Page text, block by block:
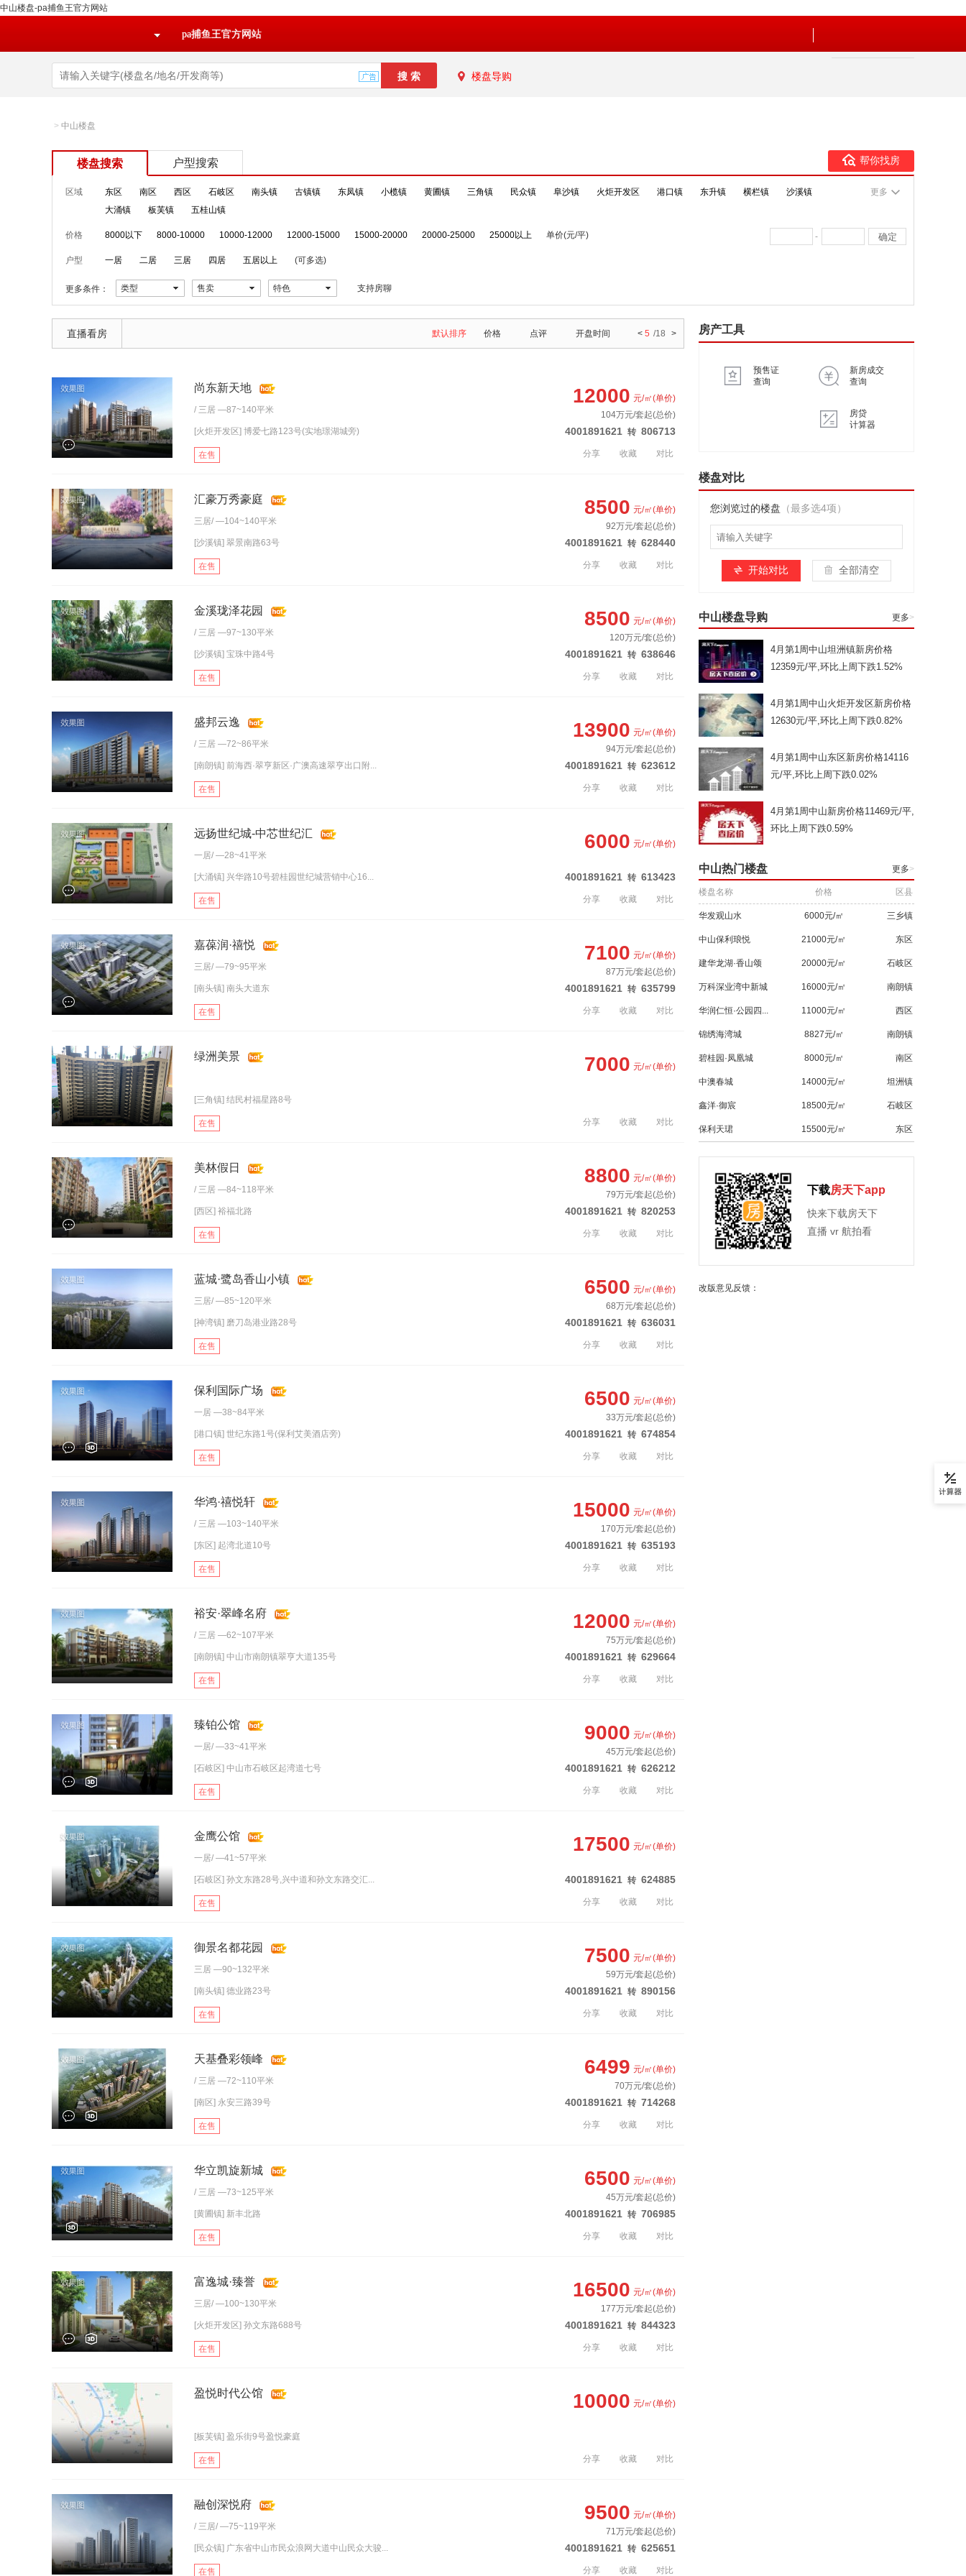
中山楼盘-pa捕鱼王官方网站
pa捕鱼王官方网站
楼盘导购
> 中山楼盘
楼盘搜索 户型搜索 帮你找房
区域 东区 南区 西区 石岐区 南头镇 古镇镇 东凤镇 小榄镇 黄圃镇 三角镇 民众镇 阜沙镇 火炬开发区 港口镇 东升镇 横栏镇
沙溪镇
大涌镇
板芙镇 五桂山镇
更多
价格 8000以下 8000-10000 10000-12000 12000-15000 15000-20000 20000-25000 25000以上 单价(元/平) -
户型 一居 二居 三居 四居 五居以上 (可多选)
更多条件： 类型 售卖 特色 支持房聊
直播看房 默认排序 价格 点评 开盘时间 < 5 /18 >
尚东新天地
/ 三居 —87~140平米
[火炬开发区] 博爱七路123号(实地璟湖城旁) 4001891621 转 806713
在售
12000 元/㎡(单价)
104万元/套起(总价)
分享 收藏 对比
汇豪万秀豪庭
三居/ —104~140平米
[沙溪镇] 翠景南路63号 4001891621 转 628440
在售
8500 元/㎡(单价)
92万元/套起(总价)
分享 收藏 对比
金溪珑泽花园
/ 三居 —97~130平米
[沙溪镇] 宝珠中路4号 4001891621 转 638646
在售
8500 元/㎡(单价)
120万元/套(总价)
分享 收藏 对比
盛邦云逸
/ 三居 —72~86平米
[南朗镇] 前海西·翠亨新区·广澳高速翠亨出口附... 4001891621 转 623612
在售
13900 元/㎡(单价)
94万元/套起(总价)
分享 收藏 对比
远扬世纪城-中芯世纪汇
一居/ —28~41平米
[大涌镇] 兴华路10号碧桂园世纪城营销中心16... 4001891621 转 613423
在售
6000 元/㎡(单价)
分享 收藏 对比
嘉葆润·禧悦
三居/ —79~95平米
[南头镇] 南头大道东 4001891621 转 635799
在售
7100 元/㎡(单价)
87万元/套起(总价)
分享 收藏 对比
绿洲美景
[三角镇] 结民村福星路8号
在售
7000 元/㎡(单价)
分享 收藏 对比
美林假日
/ 三居 —84~118平米
[西区] 裕福北路 4001891621 转 820253
在售
8800 元/㎡(单价)
79万元/套起(总价)
分享 收藏 对比
蓝城·鹭岛香山小镇
三居/ —85~120平米
[神湾镇] 磨刀岛港业路28号 4001891621 转 636031
在售
6500 元/㎡(单价)
68万元/套起(总价)
分享 收藏 对比
保利国际广场
一居 —38~84平米
[港口镇] 世纪东路1号(保利艾美酒店旁) 4001891621 转 674854
在售
6500 元/㎡(单价)
33万元/套起(总价)
分享 收藏 对比
华鸿·禧悦轩
/ 三居 —103~140平米
[东区] 起湾北道10号 4001891621 转 635193
在售
15000 元/㎡(单价)
170万元/套起(总价)
分享 收藏 对比
裕安·翠峰名府
/ 三居 —62~107平米
[南朗镇] 中山市南朗镇翠亨大道135号 4001891621 转 629664
在售
12000 元/㎡(单价)
75万元/套起(总价)
分享 收藏 对比
臻铂公馆
一居/ —33~41平米
[石岐区] 中山市石岐区起湾道七号 4001891621 转 626212
在售
9000 元/㎡(单价)
45万元/套起(总价)
分享 收藏 对比
金鹰公馆
一居/ —41~57平米
[石岐区] 孙文东路28号,兴中道和孙文东路交汇... 4001891621 转 624885
在售
17500 元/㎡(单价)
分享 收藏 对比
御景名都花园
三居 —90~132平米
[南头镇] 德业路23号 4001891621 转 890156
在售
7500 元/㎡(单价)
59万元/套起(总价)
分享 收藏 对比
天基叠彩领峰
/ 三居 —72~110平米
[南区] 永安三路39号 4001891621 转 714268
在售
6499 元/㎡(单价)
70万元/套(总价)
分享 收藏 对比
华立凯旋新城
/ 三居 —73~125平米
[黄圃镇] 新丰北路 4001891621 转 706985
在售
6500 元/㎡(单价)
45万元/套起(总价)
分享 收藏 对比
富逸城·臻誉
三居/ —100~130平米
[火炬开发区] 孙文东路688号 4001891621 转 844323
在售
16500 元/㎡(单价)
177万元/套起(总价)
分享 收藏 对比
盈悦时代公馆
[板芙镇] 盈乐街9号盈悦豪庭
在售
10000 元/㎡(单价)
分享 收藏 对比
融创深悦府
/ 三居/ —75~119平米
[民众镇] 广东省中山市民众浪网大道中山民众大骏... 4001891621 转 625651
在售
9500 元/㎡(单价)
71万元/套起(总价)
分享 收藏 对比
房产工具
预售证
查询
新房成交
查询
房贷
计算器
楼盘对比
您浏览过的楼盘 （最多选4项）
开始对比 全部清空
中山楼盘导购 更多>
4月第1周中山坦洲镇新房价格
12359元/平,环比上周下跌1.52%
4月第1周中山火炬开发区新房价格
12630元/平,环比上周下跌0.82%
4月第1周中山东区新房价格14116
元/平,环比上周下跌0.02%
4月第1周中山新房价格11469元/平,
环比上周下跌0.59%
中山热门楼盘 更多>
楼盘名称 价格 区县
华发观山水 6000元/㎡ 三乡镇
中山保利琅悦 21000元/㎡ 东区
建华龙湖·香山颂 20000元/㎡ 石岐区
万科深业湾中新城 16000元/㎡ 南朗镇
华润仁恒·公园四... 11000元/㎡ 西区
锦绣海湾城 8827元/㎡ 南朗镇
碧桂园·凤凰城 8000元/㎡ 南区
中澳春城 14000元/㎡ 坦洲镇
鑫洋·御宸 18500元/㎡ 石岐区
保利天珺 15500元/㎡ 东区
下载房天下app
快来下载房天下
直播 vr 航拍看
改版意见反馈：